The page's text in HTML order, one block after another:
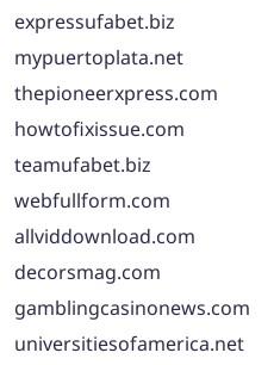
expressufabet.biz
mypuertoplata.net
thepioneerxpress.com
howtofixissue.com
teamufabet.biz
webfullform.com
allviddownload.com
decorsmag.com
gamblingcasinonews.com
universitiesofamerica.net